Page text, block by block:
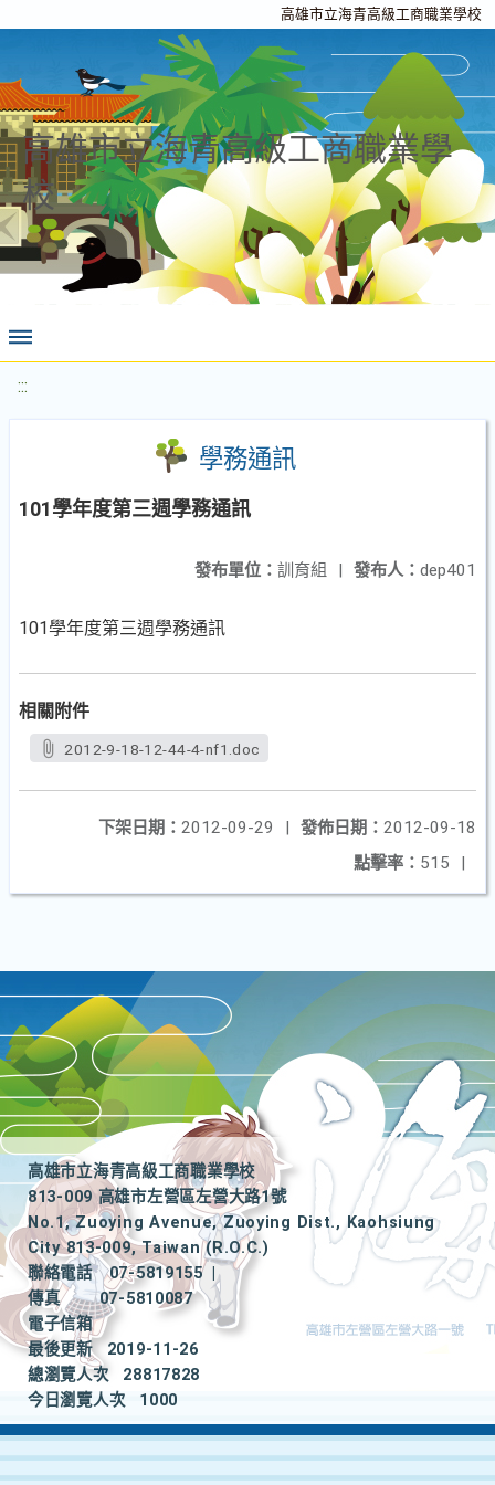
高雄市立海青高級工商職業學校
高雄市立海青高級工商職業學
校
:::
學務通訊
101學年度第三週學務通訊
發布人： dep401
發布單位： 訓育組 |
101學年度第三週學務通訊
相關附件
2012-9-18-12-44-4-nf1.doc
發佈日期： 2012-09-18
下架日期： 2012-09-29
|
點擊率： 515 |
高雄市立海青高級工商職業學校
813-009 高雄市左營區左營大路1號
No.1, Zuoying Avenue, Zuoying Dist., Kaohsiung
City 813-009, Taiwan (R.O.C.)
聯絡電話
07-5819155
|
傳真
07-5810087
電子信箱
最後更新
2019-11-26
總瀏覽人次
28817828
今日瀏覽人次
1000